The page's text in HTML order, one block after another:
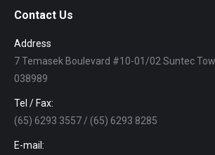
Contact Us
Address
7 Temasek Boulevard #10-01/02 Suntec
038989
Tel / Fax:
(65) 6293 3557 / (65) 6293 8285
E-mail: